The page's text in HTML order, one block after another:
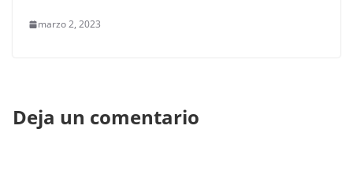
marzo 2, 2023
Deja un comentario